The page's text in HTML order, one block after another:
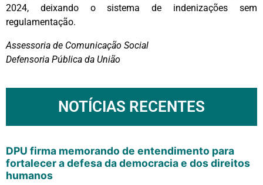
2024, deixando o sistema de indenizações sem
regulamentação.
Assessoria de Comunicação Social
Defensoria Pública da União
NOTÍCIAS RECENTES
DPU firma memorando de entendimento para
fortalecer a defesa da democracia e dos direitos
humanos